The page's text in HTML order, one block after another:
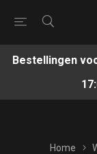
Bestellingen
Home